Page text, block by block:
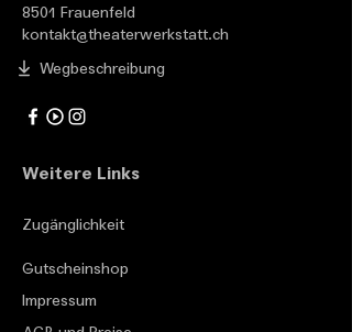
8501 Frauenfeld
kontakt@theaterwerkstatt.ch
Wegbeschreibung
Weitere Links
Zugänglichkeit
Gutscheinshop
Impressum